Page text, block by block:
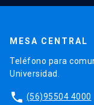
MESA CENTRAL
Teléfono para
Universidad.
phone (56)95504 4000